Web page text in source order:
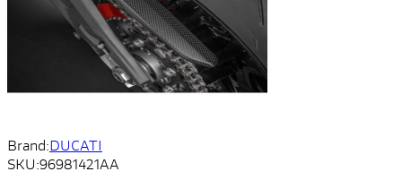
Brand:DUCATI
SKU:96981421AA